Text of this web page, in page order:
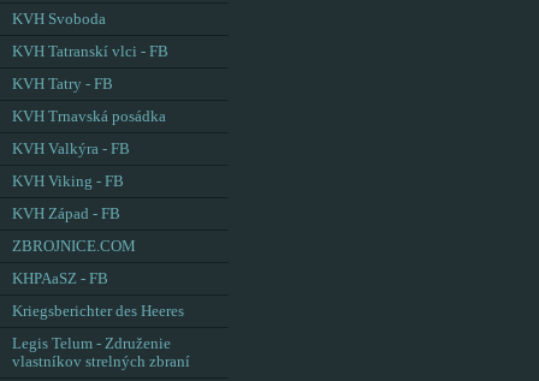
KVH Svoboda
KVH Tatranskí vlci - FB
KVH Tatry - FB
KVH Trnavská posádka
KVH Valkýra - FB
KVH Viking - FB
KVH Západ - FB
ZBROJNICE.COM
KHPAaSZ - FB
Kriegsberichter des Heeres
Legis Telum - Združenie
vlastníkov strelných zbraní